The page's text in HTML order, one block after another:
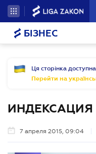
БІЗНЕС
Ця сторінка
Перейти на
7 апреля 2015, 09:04